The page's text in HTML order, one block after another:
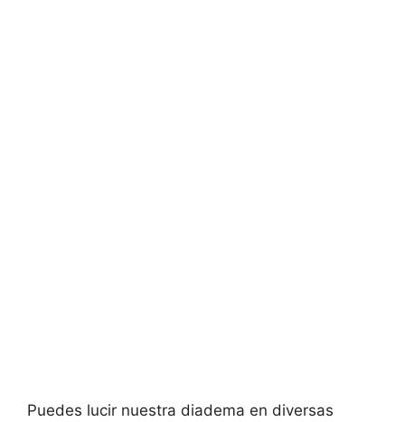
Puedes lucir nuestra diadema en diversas